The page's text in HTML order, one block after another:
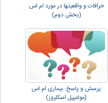
خرافات و واقعیتها در مورد ام اس
(بخش دوم)
پرسش و پاسخ: بیماری ام اس
(مولتیپل اسکلروز)